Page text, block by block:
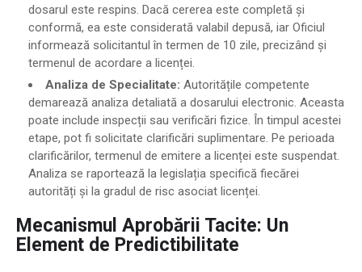
dosarul este respins. Dacă cererea este completă și
conformă, ea este considerată valabil depusă, iar Oficiul
informează solicitantul în termen de 10 zile, precizând și
termenul de acordare a licenței.
Analiza de Specialitate: Autoritățile competente
demarează analiza detaliată a dosarului electronic. Aceasta
poate include inspecții sau verificări fizice. În timpul acestei
etape, pot fi solicitate clarificări suplimentare. Pe perioada
clarificărilor, termenul de emitere a licenței este suspendat.
Analiza se raportează la legislația specifică fiecărei
autorități și la gradul de risc asociat licenței.
Mecanismul Aprobării Tacite: Un
Element de Predictibilitate